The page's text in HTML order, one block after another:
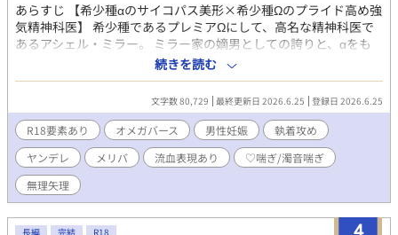
あらすじ 【希少種αのサイコパス美形×希少種Ωのプライド高め強
気精神科医】 希少種であるプレミアΩにして、高名な精神科医で
あるアシェル・ミラー。 ミラー家の嫡男としての誇りと、αをも
跪かせる知性を併せ持つ彼は、国家政府から【極秘依頼】を提示
される。 それは、希少種であるプレミアαであり、7人を惨殺した
最悪の異常者――ヨハン・V・ハイリンヒの《更生プロジェクト》
における、カウンセリング治療依頼だった。 さらなる輝かしい功
績のためにと依頼を引き受けたアシェル。しかし、彼を待ち受け
ていたのは、国家とヨハンが仕掛けた残酷極まりない罠だった。
「Happy Birthday, Michel.」 －－－－－⚠️注意⚠️－－－－－ ※本
作品は倫理観、道徳心が欠如しています。 ※R-18《無理矢理、♡
喘ぎ、濁点喘ぎ、子宮口責め等など) ※男性妊娠表現《望まない妊
せんので、苦手な方はご注意ください。 ※受けの自傷行為や攻め
続きを読む
文字数 80,729 最終更新日 2026.6.25 登録日 2026.6.25
R18要素あり オメガバース 男性妊娠
執着攻め
ヤンデレ
メリバ 流血表現あり
♡喘ぎ/濁音喘ぎ
無理矢理
長編 完結 R18